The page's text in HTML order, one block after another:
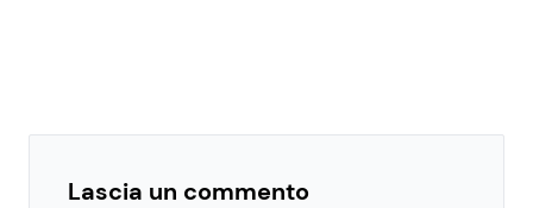
Lascia un commento